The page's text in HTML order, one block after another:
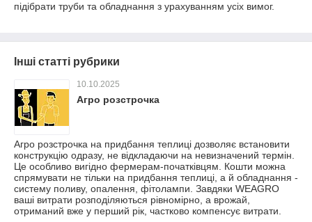
підібрати труби та обладнання з урахуванням усіх вимог.
Інші статті рубрики
10.10.2025
Агро розстрочка
Агро розстрочка на придбання теплиці дозволяє встановити
конструкцію одразу, не відкладаючи на невизначений термін.
Це особливо вигідно фермерам-початківцям. Кошти можна
спрямувати не тільки на придбання теплиці, а й обладнання -
систему поливу, опалення, фітолампи. Завдяки WEAGRO
ваші витрати розподіляються рівномірно, а врожай,
отриманий вже у перший рік, частково компенсує витрати.